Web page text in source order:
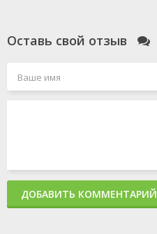
Оставь свой отзыв
ДОБАВИТЬ КОММЕНТАРИЙ